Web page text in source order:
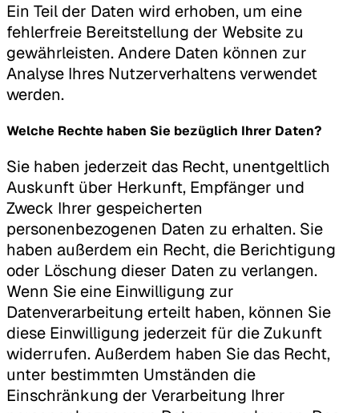
Ein Teil der Daten wird erhoben, um eine
fehlerfreie Bereitstellung der Website zu
gewährleisten. Andere Daten können zur
Analyse Ihres Nutzerverhaltens verwendet
werden.
Welche Rechte haben Sie bezüglich Ihrer Daten?
Sie haben jederzeit das Recht, unentgeltlich
Auskunft über Herkunft, Empfänger und
Zweck Ihrer gespeicherten
personenbezogenen Daten zu erhalten. Sie
haben außerdem ein Recht, die Berichtigung
oder Löschung dieser Daten zu verlangen.
Wenn Sie eine Einwilligung zur
Datenverarbeitung erteilt haben, können Sie
diese Einwilligung jederzeit für die Zukunft
widerrufen. Außerdem haben Sie das Recht,
unter bestimmten Umständen die
Einschränkung der Verarbeitung Ihrer